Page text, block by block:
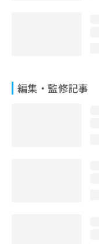
編集・監修記事